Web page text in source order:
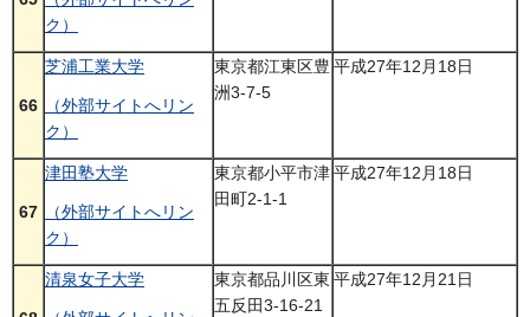
ク）
66
芝浦工業大学
（外部サイトへリン
ク）
東京都江東区豊
洲3-7-5
平成27年12月18日
67
津田塾大学
（外部サイトへリン
ク）
東京都小平市津
田町2-1-1
平成27年12月18日
清泉女子大学
東京都品川区東
五反田3-16-21
平成27年12月21日